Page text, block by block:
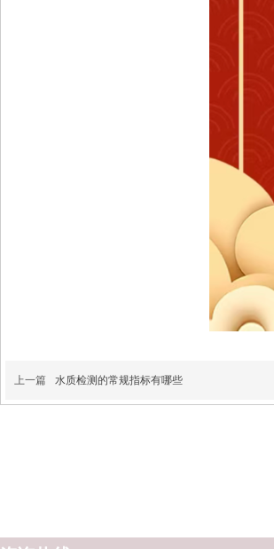
上一篇 水质检测的常规指标有哪些